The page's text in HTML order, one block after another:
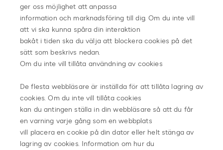
ger oss möjlighet att anpassa
information och marknadsföring till dig. Om du inte vill
att vi ska kunna spåra din interaktion
bakåt i tiden ska du välja att blockera cookies på det
sätt som beskrivs nedan.
Om du inte vill tillåta användning av cookies
De flesta webbläsare är inställda för att tillåta lagring av
cookies. Om du inte vill tillåta cookies
kan du antingen ställa in din webbläsare så att du får
en varning varje gång som en webbplats
vill placera en cookie på din dator eller helt stänga av
lagring av cookies. Information om hur du